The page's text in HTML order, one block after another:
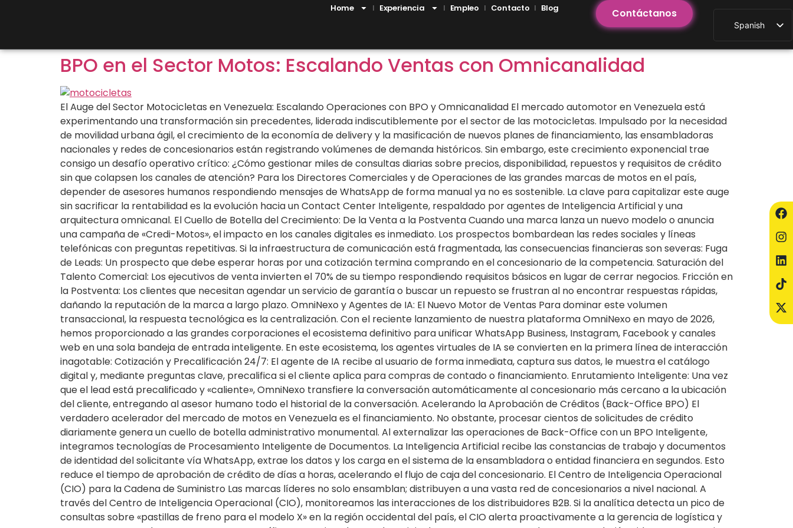
Contáctanos
Spanish
Home Experiencia Empleo Contacto Blog
BPO en el Sector Motos: Escalando Ventas con Omnicanalidad
El Auge del Sector Motocicletas en Venezuela: Escalando Operaciones con BPO y Omnicanalidad El mercado automotor en Venezuela está
experimentando una transformación sin precedentes, liderada indiscutiblemente por el sector de las motocicletas. Impulsado por la necesidad
de movilidad urbana ágil, el crecimiento de la economía de delivery y la masificación de nuevos planes de financiamiento, las ensambladoras
nacionales y redes de concesionarios están registrando volúmenes de demanda históricos. Sin embargo, este crecimiento exponencial trae
consigo un desafío operativo crítico: ¿Cómo gestionar miles de consultas diarias sobre precios, disponibilidad, repuestos y requisitos de crédito
sin que colapsen los canales de atención? Para los Directores Comerciales y de Operaciones de las grandes marcas de motos en el país,
depender de asesores humanos respondiendo mensajes de WhatsApp de forma manual ya no es sostenible. La clave para capitalizar este auge
sin sacrificar la rentabilidad es la evolución hacia un Contact Center Inteligente, respaldado por agentes de Inteligencia Artificial y una
arquitectura omnicanal. El Cuello de Botella del Crecimiento: De la Venta a la Postventa Cuando una marca lanza un nuevo modelo o anuncia
una campaña de «Credi-Motos», el impacto en los canales digitales es inmediato. Los prospectos bombardean las redes sociales y líneas
telefónicas con preguntas repetitivas. Si la infraestructura de comunicación está fragmentada, las consecuencias financieras son severas: Fuga
de Leads: Un prospecto que debe esperar horas por una cotización termina comprando en el concesionario de la competencia. Saturación del
Talento Comercial: Los ejecutivos de venta invierten el 70% de su tiempo respondiendo requisitos básicos en lugar de cerrar negocios. Fricción en
la Postventa: Los clientes que necesitan agendar un servicio de garantía o buscar un repuesto se frustran al no encontrar respuestas rápidas,
dañando la reputación de la marca a largo plazo. OmniNexo y Agentes de IA: El Nuevo Motor de Ventas Para dominar este volumen
transaccional, la respuesta tecnológica es la centralización. Con el reciente lanzamiento de nuestra plataforma OmniNexo en mayo de 2026,
hemos proporcionado a las grandes corporaciones el ecosistema definitivo para unificar WhatsApp Business, Instagram, Facebook y canales
web en una sola bandeja de entrada inteligente. En este ecosistema, los agentes virtuales de IA se convierten en la primera línea de interacción
inagotable: Cotización y Precalificación 24/7: El agente de IA recibe al usuario de forma inmediata, captura sus datos, le muestra el catálogo
digital y, mediante preguntas clave, precalifica si el cliente aplica para compras de contado o financiamiento. Enrutamiento Inteligente: Una vez
que el lead está precalificado y «caliente», OmniNexo transfiere la conversación automáticamente al concesionario más cercano a la ubicación
del cliente, entregando al asesor humano todo el historial de la conversación. Acelerando la Aprobación de Créditos (Back-Office BPO) El
verdadero acelerador del mercado de motos en Venezuela es el financiamiento. No obstante, procesar cientos de solicitudes de crédito
diariamente genera un cuello de botella administrativo monumental. Al externalizar las operaciones de Back-Office con un BPO Inteligente,
integramos tecnologías de Procesamiento Inteligente de Documentos. La Inteligencia Artificial recibe las constancias de trabajo y documentos
de identidad del solicitante vía WhatsApp, extrae los datos y los carga en el sistema de la ensambladora o entidad financiera en segundos. Esto
reduce el tiempo de aprobación de crédito de días a horas, acelerando el flujo de caja del concesionario. El Centro de Inteligencia Operacional
(CIO) para la Cadena de Suministro Las marcas líderes no solo ensamblan; distribuyen a una vasta red de concesionarios a nivel nacional. A
través del Centro de Inteligencia Operacional (CIO), monitoreamos las interacciones de los distribuidores B2B. Si la analítica detecta un pico de
consultas sobre «pastillas de freno para el modelo X» en la región occidental del país, el CIO alerta proactivamente a la gerencia de logística y